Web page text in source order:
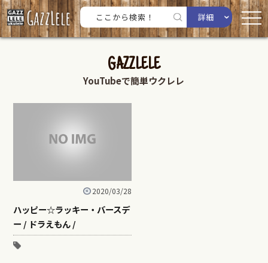
詳細
GAZZLELE
YouTubeで簡単ウクレレ
2020/03/28
ハッピー☆ラッキー・バースデ
ー / ドラえもん /